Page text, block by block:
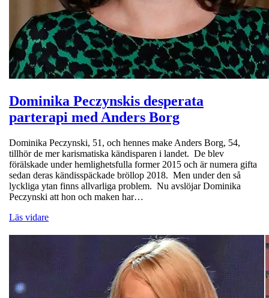
Dominika Peczynskis desperata
parterapi med Anders Borg
Dominika Peczynski, 51, och hennes make Anders Borg, 54,
tillhör de mer karismatiska kändisparen i landet. De blev
förälskade under hemlighetsfulla former 2015 och är numera gifta
sedan deras kändisspäckade bröllop 2018. Men under den så
lyckliga ytan finns allvarliga problem. Nu avslöjar Dominika
Peczynski att hon och maken har…
Läs vidare